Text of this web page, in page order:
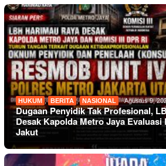
HUKUM , BERITA , NASIONAL Agustus 9,
Dugaan Penyidik Tak Profesional,
Desak Kapolda Metro Jaya Evaluasi
Jakut